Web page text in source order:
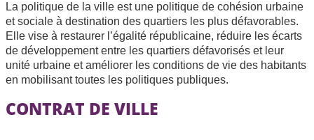
La politique de la ville est une politique de cohésion urbaine
et sociale à destination des quartiers les plus défavorables.
Elle vise à restaurer l’égalité républicaine, réduire les écarts
de développement entre les quartiers défavorisés et leur
unité urbaine et améliorer les conditions de vie des habitants
en mobilisant toutes les politiques publiques.
CONTRAT DE VILLE